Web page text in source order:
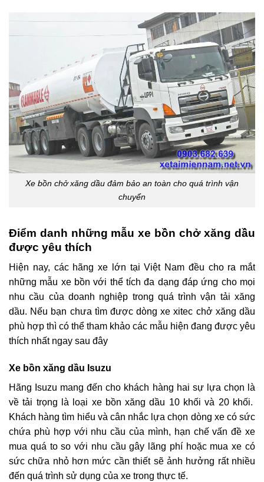
Xe bồn chở xăng dầu đảm bảo an toàn cho quá trình vận
chuyển
Điểm danh những mẫu xe bồn chở xăng dầu
được yêu thích
Hiện nay, các hãng xe lớn tại Việt Nam đều cho ra mắt
những mẫu xe bồn với thể tích đa dạng đáp ứng cho mọi
nhu cầu của doanh nghiệp trong quá trình vận tải xăng
dầu. Nếu bạn chưa tìm được dòng xe xitec chở xăng dầu
phù hợp thì có thể tham khảo các mẫu hiện đang được yêu
thích nhất ngay sau đây
Xe bồn xăng dầu Isuzu
Hãng Isuzu mang đến cho khách hàng hai sự lựa chọn là
về tải trọng là loại xe bồn xăng dầu 10 khối và 20 khối.
Khách hàng tìm hiểu và cân nhắc lựa chọn dòng xe có sức
chứa phù hợp với nhu cầu của mình, hạn chế vấn đề xe
mua quá to so với nhu cầu gây lãng phí hoặc mua xe có
sức chữa nhỏ hơn mức cần thiết sẽ ảnh hưởng rất nhiều
đến quá trình sử dụng của xe trong thực tế.